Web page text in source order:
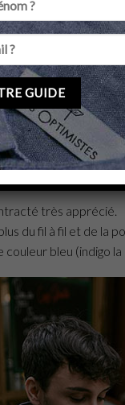
que la
d’utilisation
niveau de la
casual ?
enchambray.
très apprécié.
du fil à fil et de la
bleu (indigo